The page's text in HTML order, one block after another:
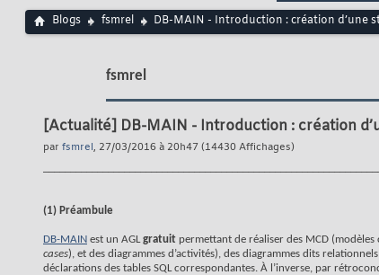
Blogs fsmrel DB-MAIN - Introduction : création d’une
fsmrel
[Actualité] DB-MAIN - Introduction : création
par fsmrel, 27/03/2016 à 20h47 (14430 Affichages)
(1) Préambule
DB-MAIN est un AGLgratuit permettant de réaliser des MCD (modèles
cases), et des diagrammes d’activités), des diagrammes dits
déclarations des tables SQL correspondantes. À l’inverse, par